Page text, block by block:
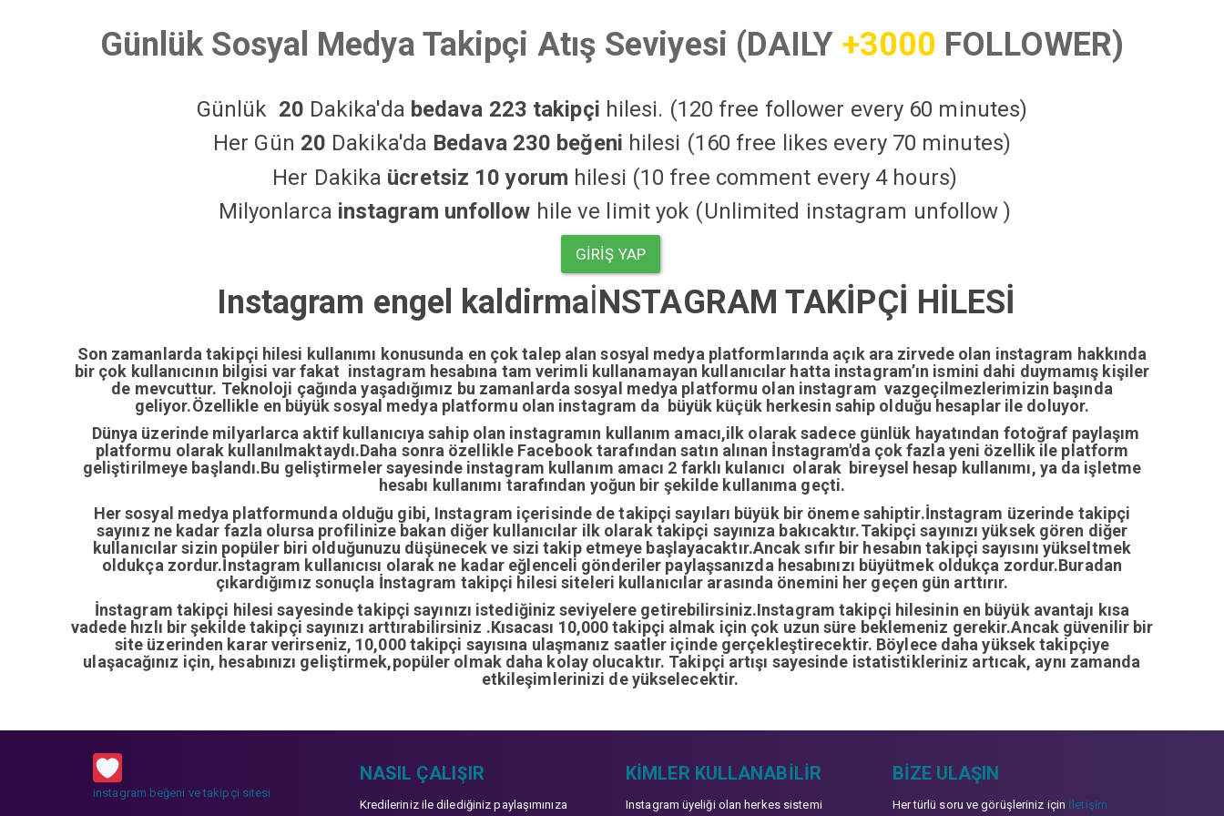
Günlük Sosyal Medya Takipçi Atış Seviyesi (DAILY +3000 FOLLOWER)
Günlük 20 Dakika'da bedava 223 takipçi hilesi. (120 free follower every 60 minutes)
Her Gün 20 Dakika'da Bedava 230 beğeni hilesi (160 free likes every 70 minutes)
Her Dakika ücretsiz 10 yorum hilesi (10 free comment every 4 hours)
Milyonlarca instagram unfollow hile ve limit yok (Unlimited instagram unfollow )
GIRIŞ YAP
Instagram engel kaldirmaİNSTAGRAM TAKİPÇİ HİLESİ
Son zamanlarda takipçi hilesi kullanımı konusunda en çok talep alan sosyal medya platformlarında açık ara zirvede olan instagram hakkında
bir çok kullanıcının bilgisi var fakat instagram hesabına tam verimli kullanamayan kullanıcılar hatta instagram’ın ismini dahi duymamış kişiler
de mevcuttur. Teknoloji çağında yaşadığımız bu zamanlarda sosyal medya platformu olan instagram vazgeçilmezlerimizin başında
geliyor.Özellikle en büyük sosyal medya platformu olan instagram da büyük küçük herkesin sahip olduğu hesaplar ile doluyor.
Dünya üzerinde milyarlarca aktif kullanıcıya sahip olan instagramın kullanım amacı,ilk olarak sadece günlük hayatından fotoğraf paylaşım
platformu olarak kullanılmaktaydı.Daha sonra özellikle Facebook tarafından satın alınan İnstagram'da çok fazla yeni özellik ile platform
geliştirilmeye başlandı.Bu geliştirmeler sayesinde instagram kullanım amacı 2 farklı kulanıcı olarak bireysel hesap kullanımı, ya da işletme
hesabı kullanımı tarafından yoğun bir şekilde kullanıma geçti.
Her sosyal medya platformunda olduğu gibi, Instagram içerisinde de takipçi sayıları büyük bir öneme sahiptir.İnstagram üzerinde takipçi
sayınız ne kadar fazla olursa profilinize bakan diğer kullanıcılar ilk olarak takipçi sayınıza bakıcaktır.Takipçi sayınızı yüksek gören diğer
kullanıcılar sizin popüler biri olduğunuzu düşünecek ve sizi takip etmeye başlayacaktır.Ancak sıfır bir hesabın takipçi sayısını yükseltmek
oldukça zordur.İnstagram kullanıcısı olarak ne kadar eğlenceli gönderiler paylaşsanızda hesabınızı büyütmek oldukça zordur.Buradan
çıkardığımız sonuçla İnstagram takipçi hilesi siteleri kullanıcılar arasında önemini her geçen gün arttırır.
İnstagram takipçi hilesi sayesinde takipçi sayınızı istediğiniz seviyelere getirebilirsiniz.Instagram takipçi hilesinin en büyük avantajı kısa
vadede hızlı bir şekilde takipçi sayınızı arttırabilirsiniz .Kısacası 10,000 takipçi almak için çok uzun süre beklemeniz gerekir.Ancak güvenilir bir
site üzerinden karar verirseniz, 10,000 takipçi sayısına ulaşmanız saatler içinde gerçekleştirecektir. Böylece daha yüksek takipçiye
ulaşacağınız için, hesabınızı geliştirmek,popüler olmak daha kolay olucaktır. Takipçi artışı sayesinde istatistikleriniz artıcak, aynı zamanda
etkileşimlerinizi de yükselecektir.
instagram beğeni ve takipçi sitesi
NASIL ÇALIŞIR
Kredileriniz ile dilediğiniz paylaşımınıza
KIMLER KULLANABILIR
Instagram üyeliği olan herkes sistemi
BIZE ULAŞIN
Her türlü soru ve görüşleriniz için İletişim